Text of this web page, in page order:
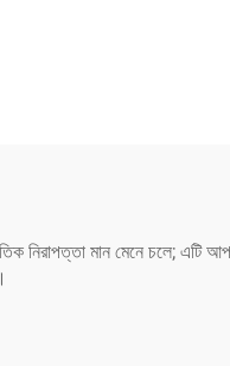
নিরাপত্তা মান মেনে চলে; এটি